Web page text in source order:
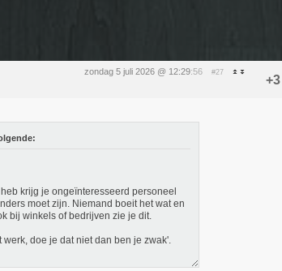
zondag 5 juli 2026 @ 12:29:56 #27
krijg je ongeïnteresseerd personeel
moet zijn. Niemand boeit het wat en
bij winkels of bedrijven zie je dit.
doe je dat niet dan ben je zwak'.